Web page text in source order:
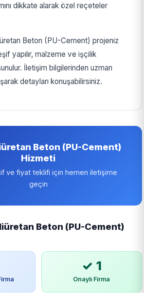
dikkate alarak özel reçeteler
Beton (PU-Cement) projeniz
yapılır, malzeme ve işçilik
İletişim bilgilerinden uzman
detayları konuşabilirsiniz.
Beton (PU-Cement)
Hizmeti
ve fiyat teklifi için hemen iletişime
geçin
Beton (PU-Cement)
✓ 1
Onaylı Firma